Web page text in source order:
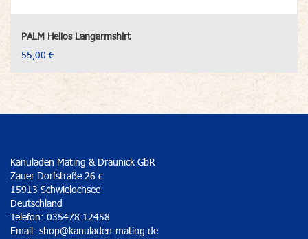
PALM Helios Langarmshirt
55,00 €
Kanuladen Mating & Draunick GbR
Zauer Dorfstraße 26 c
15913 Schwielochsee
Deutschland
Telefon: 035478 12458
Email: shop@kanuladen-mating.de